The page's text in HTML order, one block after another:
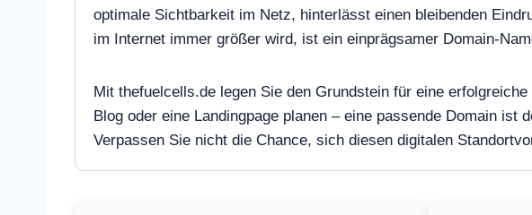
optimale Sichtbarkeit im Netz, hinterlässt einen bleibenden
im Internet immer größer wird, ist ein einprägsamer Domain-
Mit thefuelcells.de legen Sie den Grundstein für eine
Blog oder eine Landingpage planen – eine passende Domain
Verpassen Sie nicht die Chance, sich diesen digitalen